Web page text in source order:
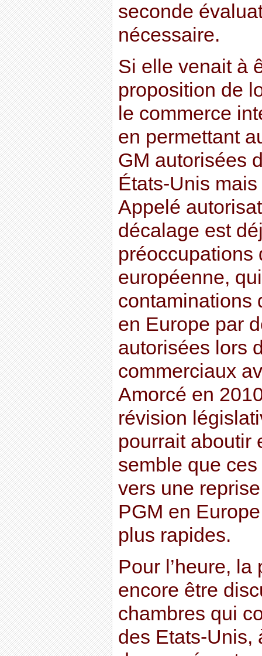
seconde
nécessaire.
Si elle venait à
proposition de
le commerce
en permettant
GM autorisées
États-Unis mais
Appelé
décalage est
préoccupations
européenne,
contaminations
en Europe par
autorisées lors
commerciaux
Amorcé en
révision
pourrait aboutir
semble que ces
vers une
PGM en
plus rapides.
Pour l’heure,
encore être
chambres qui
des Etats-Unis,